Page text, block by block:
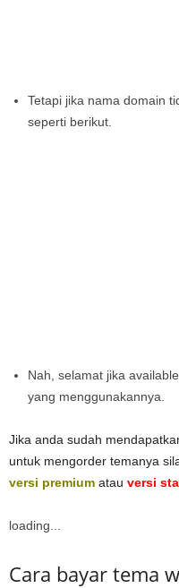
Tetapi jika nama domain
seperti berikut.
Nah, selamat jika
yang menggunakannya.
Jika anda sudah
untuk mengorder temanya
versi premium atau versi
loading...
Cara bayar tema